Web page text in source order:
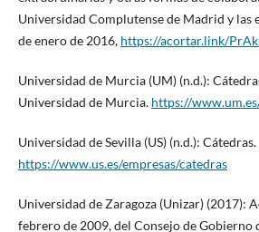
Universidad Complutense de Madrid y las
de enero de 2016, https://acortar.link/
Universidad de Murcia (UM) (n.d.):
Universidad de Murcia. https://
Universidad de Sevilla (US) (n.d.): Cátedras.
https://www.us.es/empresas/catedras
Universidad de Zaragoza (Unizar) (2017):
febrero de 2009, del Consejo de Gobierno